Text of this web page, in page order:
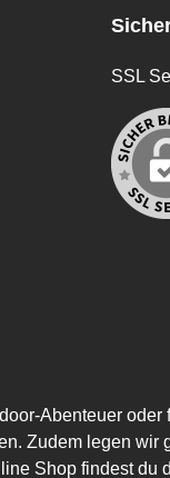
SSL
Abenteuer
Zudem legen wir
Shop findest du